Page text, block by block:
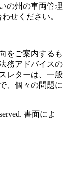
の州の車両管理
せください。
をご案内するも
務アドバイスの
レターは、一般
、個々の問題に
書面によ